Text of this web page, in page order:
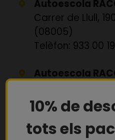
Autoescola
Carrer de Llull,
(08005)
Telèfon: 933 00
Autoescola
Carrer de
(08022)
Telèfon: 934 34
10% de
tots els